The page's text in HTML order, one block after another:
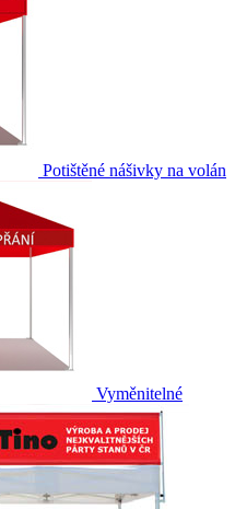
Potištěné nášivky na volán
Vyměnitelné